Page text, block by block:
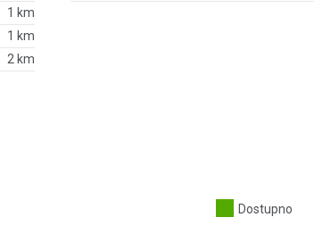
1 km
1 km
2 km
Dostupno